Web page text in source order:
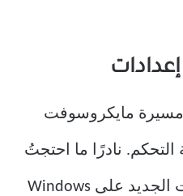
واصل نظام Windows 11 مسيرة مايكروسوفت
التحكم. نادرًا ما احتجتُ
لاستخدام تطبيق الإعدادات الجديد على Windows